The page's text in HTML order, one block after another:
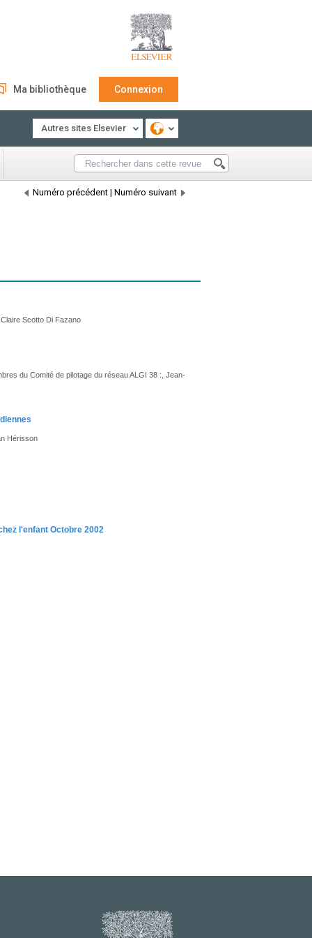
Ma bibliothèque Connexion
Autres sites Elsevier
Numéro précédent | Numéro suivant
Scotto Di Fazano
du Comité de pilotage du réseau ALGI 38 :, Jean-
Hérisson
l'enfant Octobre 2002